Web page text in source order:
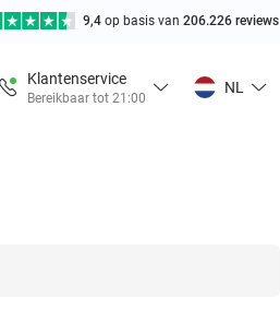
9,4 op basis van 206.226 reviews
Klantenservice
Bereikbaar tot 21:00
NL